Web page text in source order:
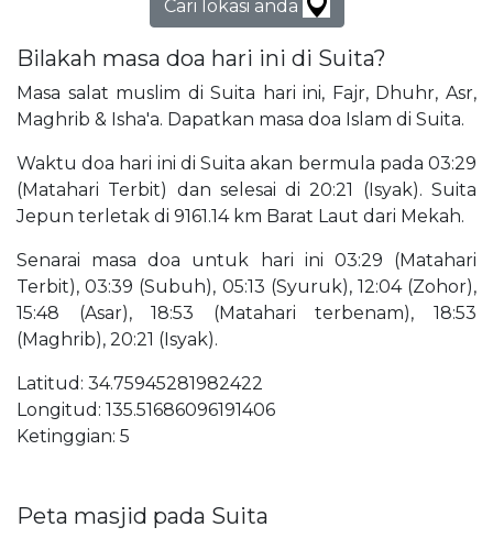
Cari lokasi anda
Bilakah masa doa hari ini di Suita?
Masa salat muslim di Suita hari ini, Fajr, Dhuhr, Asr,
Maghrib & Isha'a. Dapatkan masa doa Islam di Suita.
Waktu doa hari ini di Suita akan bermula pada 03:29
(Matahari Terbit) dan selesai di 20:21 (Isyak). Suita
Jepun terletak di 9161.14 km Barat Laut dari Mekah.
Senarai masa doa untuk hari ini 03:29 (Matahari
Terbit), 03:39 (Subuh), 05:13 (Syuruk), 12:04 (Zohor),
15:48 (Asar), 18:53 (Matahari terbenam), 18:53
(Maghrib), 20:21 (Isyak).
Latitud: 34.75945281982422
Longitud: 135.51686096191406
Ketinggian: 5
Peta masjid pada Suita